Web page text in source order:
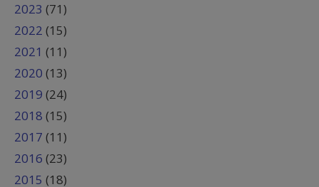
2023 (71)
2022 (15)
2021 (11)
2020 (13)
2019 (24)
2018 (15)
2017 (11)
2016 (23)
2015 (18)